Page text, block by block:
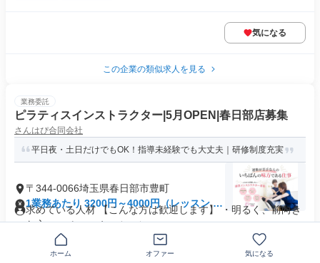
気になる
この企業の類似求人を見る
業務委託
ピラティスインストラクター|5月OPEN|春日部店募集
さんはぴ合同会社
平日夜・土日だけでもOK！指導未経験でも大丈夫｜研修制度充実
〒344-0066埼玉県春日部市豊町
1業務あたり 3200円～4000円（レッスン 60
分）
求めている人材 【こんな方は歓迎します】 ・明るく、前向き
な方 ・コミュニケーション...
主婦・主夫歓迎
ホーム オファー 気になる